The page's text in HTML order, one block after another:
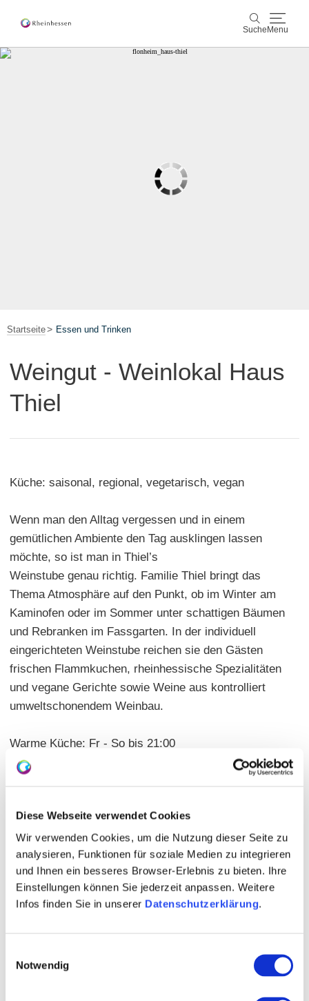
Diese Webseite verwendet Cookies
Wir verwenden Cookies, um die Nutzung dieser Seite zu
analysieren, Funktionen für soziale Medien zu integrieren
und Ihnen ein besseres Browser-Erlebnis zu bieten. Ihre
Einstellungen können Sie jederzeit anpassen. Weitere
Infos finden Sie in unserer Datenschutzerklärung.
Notwendig
Suche Menu
Veranstaltungen
Startseite Essen und Trinken
Weingut - Weinlokal Haus
Thiel
Küche: saisonal, regional, vegetarisch, vegan
Wenn man den Alltag vergessen und in einem
gemütlichen Ambiente den Tag ausklingen lassen
möchte, so ist man in Thiel’s
Weinstube genau richtig. Familie Thiel bringt das
Thema Atmosphäre auf den Punkt, ob im Winter am
Kaminofen oder im Sommer unter schattigen Bäumen
und Rebranken im Fassgarten. In der individuell
eingerichteten Weinstube reichen sie den Gästen
frischen Flammkuchen, rheinhessische Spezialitäten
und vegane Gerichte sowie Weine aus kontrolliert
umweltschonendem Weinbau.
Warme Küche: Fr - So bis 21:00
Hauptgerichte: 6,50 - 18,50 Euro | Offene
Gesellschaft möglich | sep. Raum